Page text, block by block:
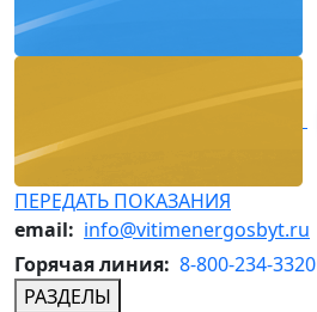
ПЕРЕДАТЬ ПОКАЗАНИЯ
email: info@vitimenergosbyt.ru
Горячая линия: 8-800-234-3320
РАЗДЕЛЫ